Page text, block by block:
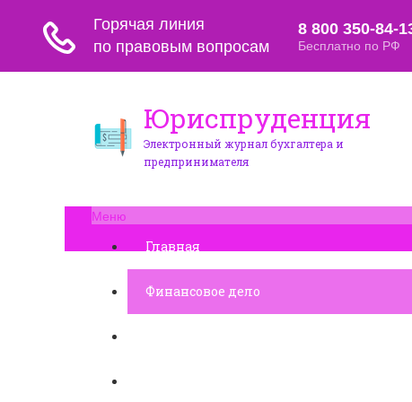
Юриспруденция
Электронный журнал бухгалтера и
предпринимателя
Меню
Главная
Финансовое дело